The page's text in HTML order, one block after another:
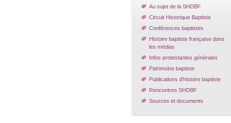
Au sujet de la SHDBF
Circuit Historique Baptiste
Conférences baptistes
Histoire baptiste française dans
les médias
Infos protestantes générales
Patrimoine baptiste
Publications d'histoire baptiste
Rencontres SHDBF
Sources et documents